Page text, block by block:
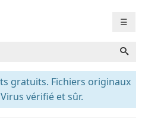
☰
gratuits. Fichiers originaux
vérifié et sûr.